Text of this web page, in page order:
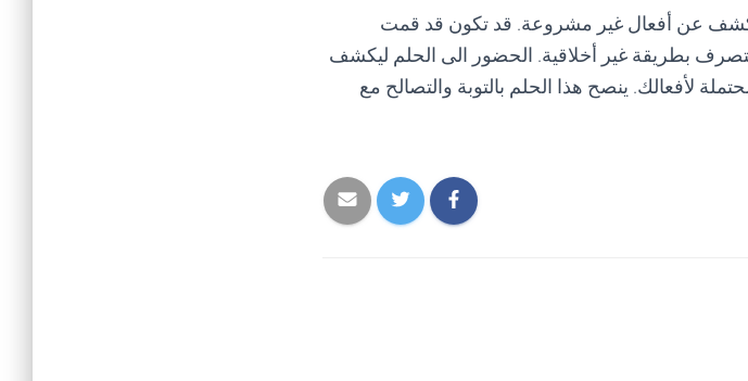
عن أفعال غير مشروعة. قد تكون قد قمت
بطريقة غير أخلاقية. الحضور الى الحلم ليكشف
لأفعالك. ينصح هذا الحلم بالتوبة والتصالح مع